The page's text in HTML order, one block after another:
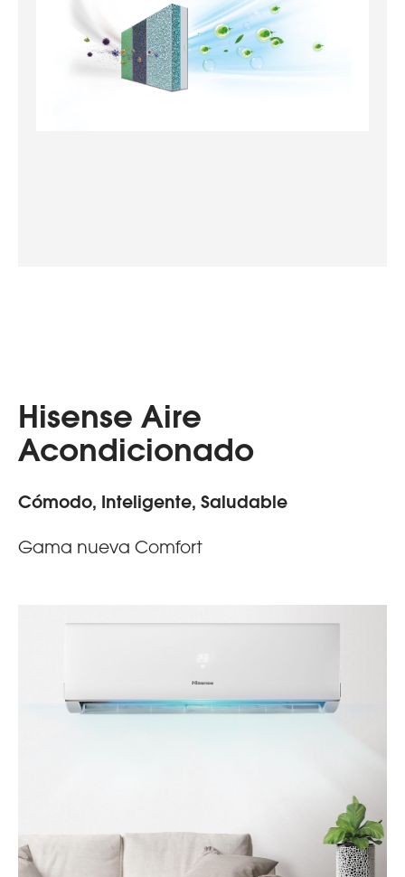
Hisense Aire
Acondicionado
Cómodo, Inteligente, Saludable
Gama nueva Comfort